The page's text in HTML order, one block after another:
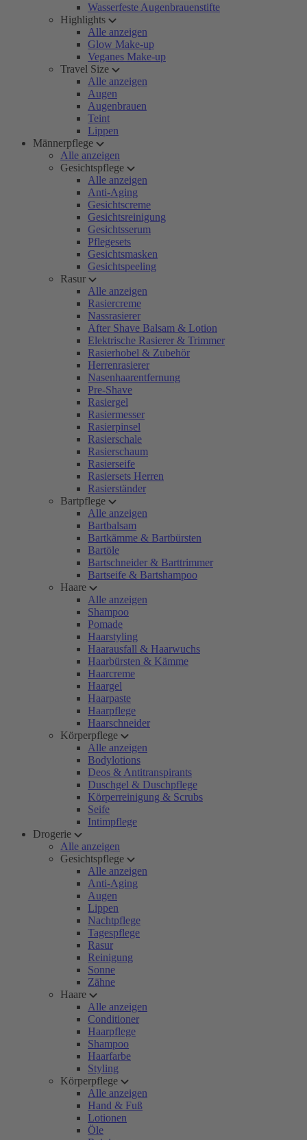
Wasserfeste Augenbrauenstifte
Highlights
Alle anzeigen
Glow Make-up
Veganes Make-up
Travel Size
Alle anzeigen
Augen
Augenbrauen
Teint
Lippen
Männerpflege
Alle anzeigen
Gesichtspflege
Alle anzeigen
Anti-Aging
Gesichtscreme
Gesichtsreinigung
Gesichtsserum
Pflegesets
Gesichtsmasken
Gesichtspeeling
Rasur
Alle anzeigen
Rasiercreme
Nassrasierer
After Shave Balsam & Lotion
Elektrische Rasierer & Trimmer
Rasierhobel & Zubehör
Herrenrasierer
Nasenhaarentfernung
Pre-Shave
Rasiergel
Rasiermesser
Rasierpinsel
Rasierschale
Rasierschaum
Rasierseife
Rasiersets Herren
Rasierständer
Bartpflege
Alle anzeigen
Bartbalsam
Bartkämme & Bartbürsten
Bartöle
Bartschneider & Barttrimmer
Bartseife & Bartshampoo
Haare
Alle anzeigen
Shampoo
Pomade
Haarstyling
Haarausfall & Haarwuchs
Haarbürsten & Kämme
Haarcreme
Haargel
Haarpaste
Haarpflege
Haarschneider
Körperpflege
Alle anzeigen
Bodylotions
Deos & Antitranspirants
Duschgel & Duschpflege
Körperreinigung & Scrubs
Seife
Intimpflege
Drogerie
Alle anzeigen
Gesichtspflege
Alle anzeigen
Anti-Aging
Augen
Lippen
Nachtpflege
Tagespflege
Rasur
Reinigung
Sonne
Zähne
Haare
Alle anzeigen
Conditioner
Haarpflege
Shampoo
Haarfarbe
Styling
Körperpflege
Alle anzeigen
Hand & Fuß
Lotionen
Öle